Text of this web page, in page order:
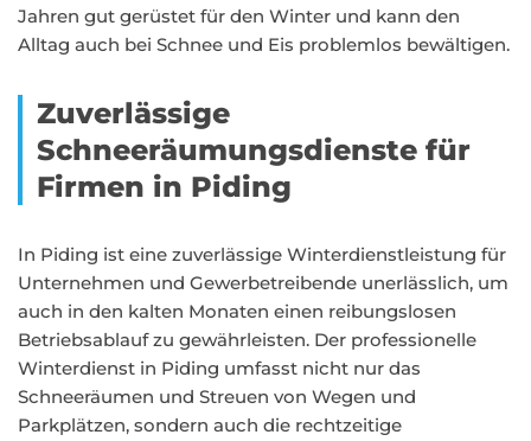
Jahren gut gerüstet für den Winter und kann den
Alltag auch bei Schnee und Eis problemlos bewältigen.
Zuverlässige
Schneeräumungsdienste für
Firmen in Piding
In Piding ist eine zuverlässige Winterdienstleistung für
Unternehmen und Gewerbetreibende unerlässlich, um
auch in den kalten Monaten einen reibungslosen
Betriebsablauf zu gewährleisten. Der professionelle
Winterdienst in Piding umfasst nicht nur das
Schneeräumen und Streuen von Wegen und
Parkplätzen, sondern auch die rechtzeitige